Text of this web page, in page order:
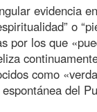
evidencia
o
por los que
como
del